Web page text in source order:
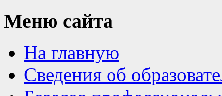
Меню сайта
На главную
Сведения об